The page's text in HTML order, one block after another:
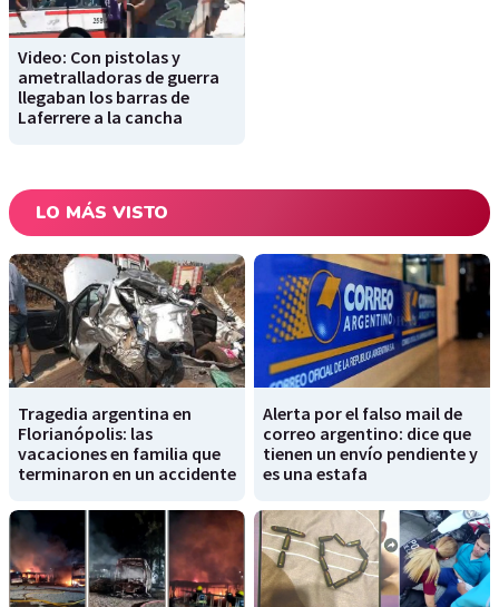
Video: Con pistolas y
ametralladoras de guerra
llegaban los barras de
Laferrere a la cancha
LO MÁS VISTO
Tragedia argentina en
Florianópolis: las
vacaciones en familia que
terminaron en un accidente
Alerta por el falso mail de
correo argentino: dice que
tienen un envío pendiente y
es una estafa